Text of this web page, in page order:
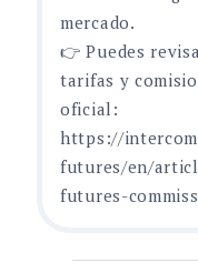
mercado.
👉 Puedes
tarifas y
oficial:
https://
futures/en/
futures-